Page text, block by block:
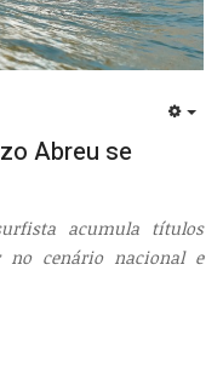
Abreu se
acumula títulos
no cenário nacional e